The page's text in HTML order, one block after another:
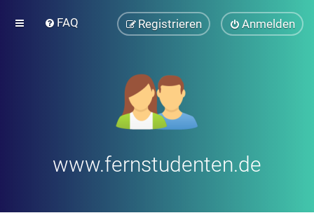
FAQ Anmelden
Registrieren
www.fernstudenten.de